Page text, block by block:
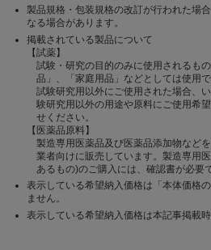
製品規格・包装規格の改訂が行われた場
なる場合があります。
掲載されている製品について
【試薬】
試験・研究の目的のみに使用されるも
品」、「家庭用品」などとしては使用で
試験研究用以外にご使用された場合、
験研究用以外の用途や原料にご使用希
せください。
【医薬品原料】
製造専用医薬品及び医薬品添加物など
業者向けに販売しています。製造専用
あるもの)のご購入には、確認書が必要で
表示している希望納入価格は「本体価格
ません。
表示している希望納入価格は本記事掲載時